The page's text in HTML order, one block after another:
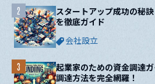
スタートアップ成功の秘
を徹底ガイド
会社設立
2
起業家のための資金調達
調達方法を完全網羅！
3